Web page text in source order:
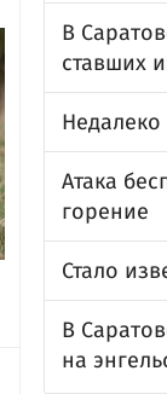
В
ставших
Недалеко
Атака
горение
Стало
В
на